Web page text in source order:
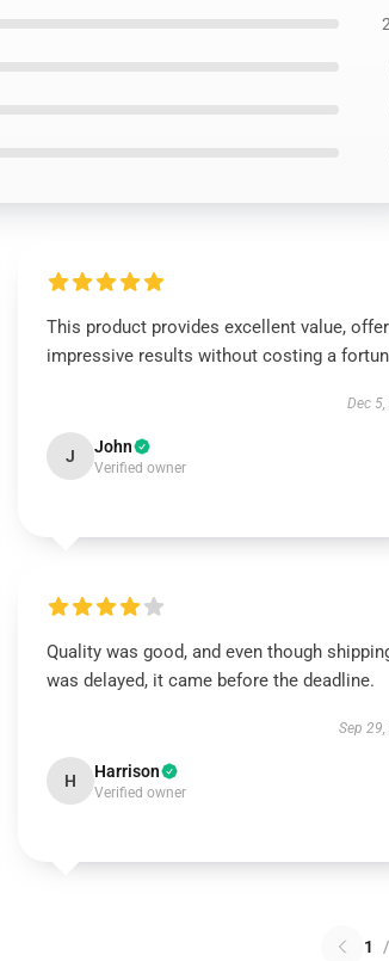
This product provides excellent value,
impressive results without costing a
Dec
J John
Verified owner
Quality was good, and even though
was delayed, it came before the deadline.
Sep
H Harrison
Verified owner
1 /